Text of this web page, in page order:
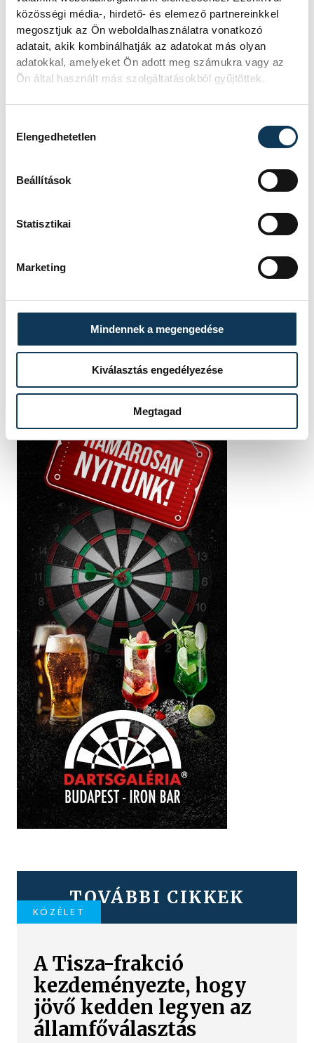
közösségi média-, hirdető- és elemező partnereinkkel
megosztjuk az Ön weboldalhasználatra vonatkozó
adatait, akik kombinálhatják az adatokat más olyan
adatokkal, amelyeket Ön adott meg számukra vagy az
Ön által használt más szolgáltatásokból gyűjtöttek.
Elengedhetetlen
Beállítások
Statisztikai
Marketing
Mindennek a megengedése
Kiválasztás engedélyezése
Megtagad
Damm Andrea a Jobbikban Jakab Péter
pártelnökkel került összetűzésbe, végül ez
vezetett a pártból való kizáráshoz is.
TOVÁBBI CIKKEK
KÖZÉLET
A Tisza-frakció
kezdeményezte, hogy
jövő kedden legyen az
államfőválasztás